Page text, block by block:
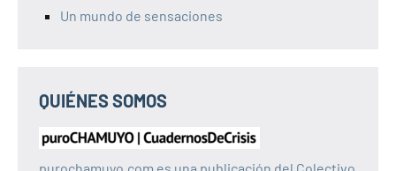
Un mundo de sensaciones
QUIÉNES SOMOS
purochamuyo.com es una publicación del Colectivo